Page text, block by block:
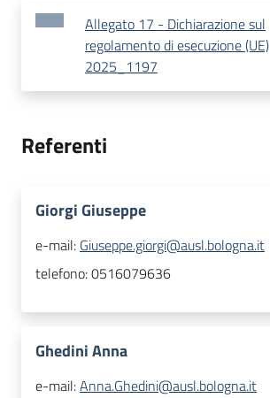
Allegato 17 - Dichiarazione sul
regolamento di esecuzione (UE)
2025_1197
Referenti
Giorgi Giuseppe
e-mail: Giuseppe.giorgi@ausl.bologna.it
telefono:0516079636
Ghedini Anna
e-mail:Anna.Ghedini@ausl.bologna.it